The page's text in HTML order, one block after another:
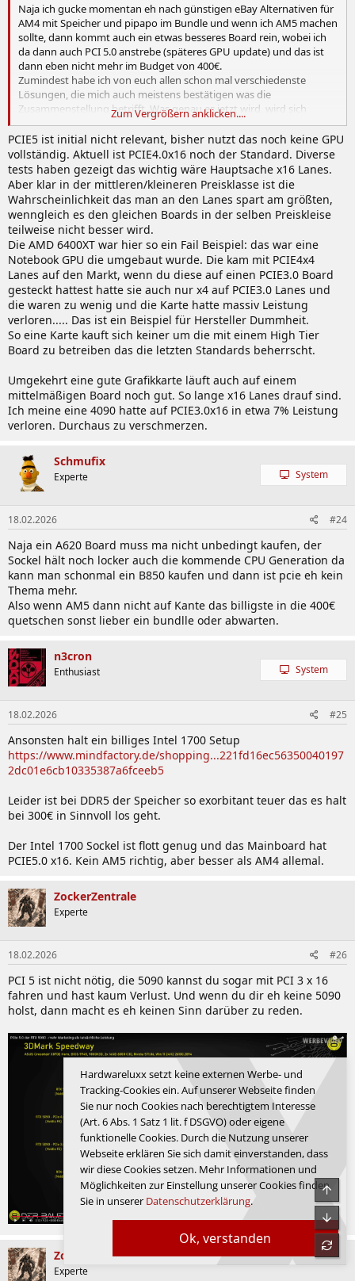
Naja ich gucke momentan eh nach günstigen eBay Alternativen für
AM4 mit Speicher und pipapo im Bundle und wenn ich AM5 machen
sollte, dann kommt auch ein etwas besseres Board rein, wobei ich
da dann auch PCI 5.0 anstrebe (späteres GPU update) und das ist
dann eben nicht mehr im Budget von 400€.
Zumindest habe ich von euch allen schon mal verschiedenste
Lösungen, die mich auch meistens bestätigen was die
Zusammenstellung betrifft. Was genau es jetzt wird, wird sich
zeigen. Es muss halt zu meinem Plan passen, um etwa 5 Jahre zu
überbrücken, um dann zu gucken was es schönes neues auf dem
Markt gibt... und dann würde vermutlich mein jetzt noch geiler
Kram umziehen und ich gönne mir wieder richtig.
Das ist ja alles mit Blick auf noch gute SSD's die von meinem System
umziehen, dann meine GPU usw ...
Vorab teste ich das alte System eh noch mal, ob noch alles
reibungslos läuft ... Weil die Hardware zusammen basteln macht ja
auch spaß. Und sollte ich es noch mal für ein paar Taler verkaufen
können, muss ich ja wissen ob alles funktioniert.
Zum Vergrößern anklicken....
PCIE5 ist initial nicht relevant, bisher nutzt das noch keine GPU
vollständig. Aktuell ist PCIE4.0x16 noch der Standard. Diverse
tests haben gezeigt das wichtig wäre Hauptsache x16 Lanes.
Aber klar in der mittleren/kleineren Preisklasse ist die
Wahrscheinlichkeit das man an den Lanes spart am größten,
wenngleich es den gleichen Boards in der selben Preiskleise
teilweise nicht besser wird.
Die AMD 6400XT war hier so ein Fail Beispiel: das war eine
Notebook GPU die umgebaut wurde. Die kam mit PCIE4x4
Lanes auf den Markt, wenn du diese auf einen PCIE3.0 Board
gesteckt hattest hatte sie auch nur x4 auf PCIE3.0 Lanes und
die waren zu wenig und die Karte hatte massiv Leistung
verloren..... Das ist ein Beispiel für Hersteller Dummheit.
So eine Karte kauft sich keiner um die mit einem High Tier
Board zu betreiben das die letzten Standards beherrscht.
Umgekehrt eine gute Grafikkarte läuft auch auf einem
mittelmäßigen Board noch gut. So lange x16 Lanes drauf sind.
Ich meine eine 4090 hatte auf PCIE3.0x16 in etwa 7% Leistung
verloren. Durchaus zu verschmerzen.
Schmufix
Experte System
18.02.2026 #24
Naja ein A620 Board muss ma nicht unbedingt kaufen, der
Sockel hält noch locker auch die kommende CPU Generation da
kann man schonmal ein B850 kaufen und dann ist pcie eh kein
Thema mehr.
Also wenn AM5 dann nicht auf Kante das billigste in die 400€
quetschen sonst lieber ein bundlle oder abwarten.
n3cron
Enthusiast System
18.02.2026 #25
Ansonsten halt ein billiges Intel 1700 Setup
https://www.mindfactory.de/shopping...221fd16ec56350040197
2dc01e6cb10335387a6fceeb5
Leider ist bei DDR5 der Speicher so exorbitant teuer das es halt
bei 300€ in Sinnvoll los geht.
Der Intel 1700 Sockel ist flott genug und das Mainboard hat
PCIE5.0 x16. Kein AM5 richtig, aber besser als AM4 allemal.
ZockerZentrale
Experte
18.02.2026 #26
PCI 5 ist nicht nötig, die 5090 kannst du sogar mit PCI 3 x 16
fahren und hast kaum Verlust. Und wenn du dir eh keine 5090
holst, dann macht es eh keinen Sinn darüber zu reden.
ZockerZentrale
Experte
Ok, verstanden
Hardwareluxx setzt keine externen Werbe- und
Tracking-Cookies ein. Auf unserer Webseite finden
Sie nur noch Cookies nach berechtigtem Interesse
(Art. 6 Abs. 1 Satz 1 lit. f DSGVO) oder eigene
funktionelle Cookies. Durch die Nutzung unserer
Webseite erklären Sie sich damit einverstanden, dass
wir diese Cookies setzen. Mehr Informationen und
Möglichkeiten zur Einstellung unserer Cookies finden
Sie in unserer Datenschutzerklärung.